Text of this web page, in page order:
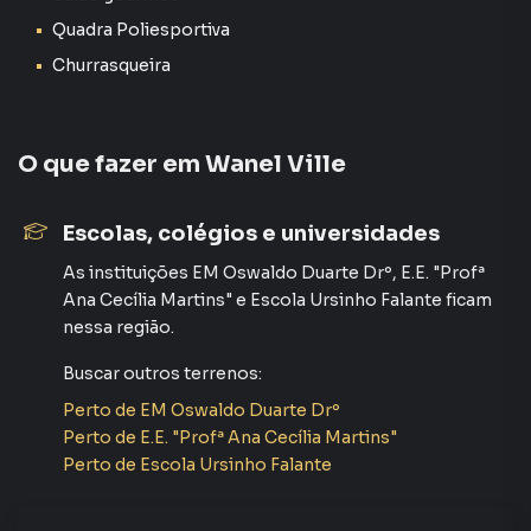
Terreno para Venda em região valorizada do bairro Wanel
Ville, em Sorocaba. Não encontrou o que procurava ou
A Plus Negócios Imobiliários tem mais opções de
terrenos, lojas e barracões para venda ou locação, além de
empreendimentos em construção ou lançamentos na
planta em Wanel Ville e em outras regiões de Sorocaba.
Aqui você encontra milhares de ofertas para encontrar o
imóvel que mais combina com seu estilo de vida.
segurança e tranquilidade. Na Plus Negócios Imobiliários
Quadra Poliesportiva
Churrasqueira
O que fazer em Wanel Ville
Escolas, colégios e universidades
As instituições EM Oswaldo Duarte Drº, E.E. "Profª
Ana Cecília Martins" e Escola Ursinho Falante ficam
nessa região.
Buscar outros terrenos:
Perto de EM Oswaldo Duarte Drº
Perto de E.E. "Profª Ana Cecília Martins"
Perto de Escola Ursinho Falante